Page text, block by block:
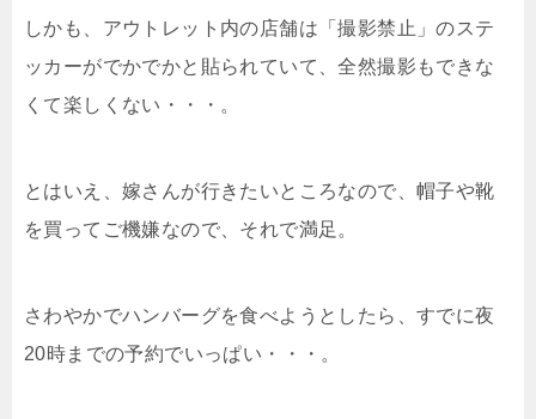
しかも、アウトレット内の店舗は「撮影禁止」のステ
ッカーがでかでかと貼られていて、全然撮影もできな
くて楽しくない・・・。
とはいえ、嫁さんが行きたいところなので、帽子や靴
を買ってご機嫌なので、それで満足。
さわやかでハンバーグを食べようとしたら、すでに夜
20時までの予約でいっぱい・・・。